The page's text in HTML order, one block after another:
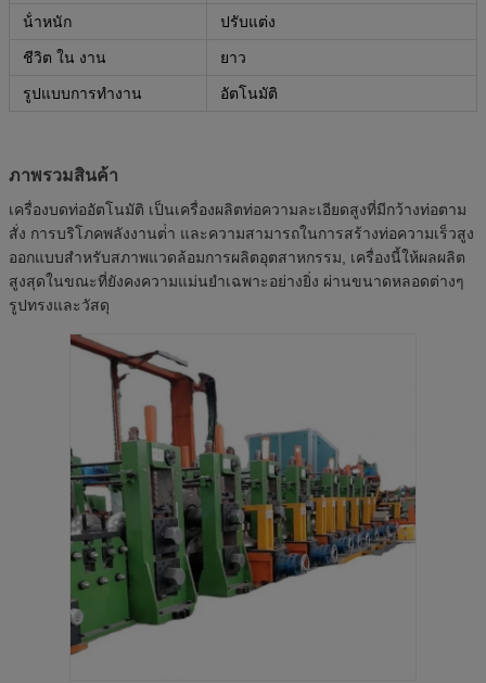
น้ําหนัก ปรับแต่ง
ชีวิต ใน งาน ยาว
รูปแบบการทํางาน อัตโนมัติ
ภาพรวมสินค้า
เครื่องบดท่ออัตโนมัติ เป็นเครื่องผลิตท่อความละเอียดสูงที่มีกว้างท่อตาม
สั่ง การบริโภคพลังงานต่ํา และความสามารถในการสร้างท่อความเร็วสูง
ออกแบบสําหรับสภาพแวดล้อมการผลิตอุตสาหกรรม, เครื่องนี้ให้ผลผลิต
สูงสุดในขณะที่ยังคงความแม่นยําเฉพาะอย่างยิ่ง ผ่านขนาดหลอดต่างๆ
รูปทรงและวัสดุ